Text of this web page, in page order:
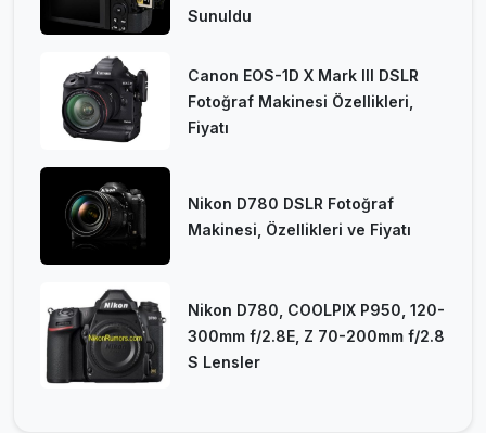
Sunuldu
Canon EOS-1D X Mark III DSLR
Fotoğraf Makinesi Özellikleri,
Fiyatı
Nikon D780 DSLR Fotoğraf
Makinesi, Özellikleri ve Fiyatı
Nikon D780, COOLPIX P950, 120-
300mm f/2.8E, Z 70-200mm f/2.8
S Lensler